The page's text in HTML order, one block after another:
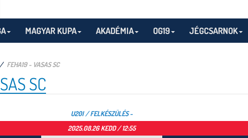
MAGYAR KUPA AKADÉMIA OG19 JÉGCSARNOK
FEHA19 - VASAS SC
SC
U20I / FELKÉSZÜLÉS -
2025.08.26 KEDD / 12:55